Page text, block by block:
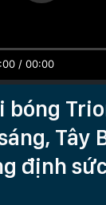
/ 00:00
bóng
Tây
định